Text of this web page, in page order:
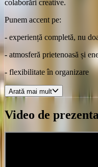
colaborări creative.
Punem accent pe:
- experiență completă, nu
- atmosferă prietenoasă și
- flexibilitate în organizare
Arată mai mult
Video de